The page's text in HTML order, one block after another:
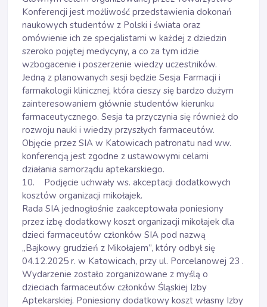
Konferencji jest możliwość przedstawienia dokonań
naukowych studentów z Polski i świata oraz
omówienie ich ze specjalistami w każdej z dziedzin
szeroko pojętej medycyny, a co za tym idzie
wzbogacenie i poszerzenie wiedzy uczestników.
Jedną z planowanych sesji będzie Sesja Farmacji i
farmakologii klinicznej, która cieszy się bardzo dużym
zainteresowaniem głównie studentów kierunku
farmaceutycznego. Sesja ta przyczynia się również do
rozwoju nauki i wiedzy przyszłych farmaceutów.
Objęcie przez SIA w Katowicach patronatu nad ww.
konferencją jest zgodne z ustawowymi celami
działania samorządu aptekarskiego.
10. Podjęcie uchwały ws. akceptacji dodatkowych
kosztów organizacji mikołajek.
Rada SIA jednogłośnie zaakceptowała poniesiony
przez izbę dodatkowy koszt organizacji mikołajek dla
dzieci farmaceutów członków SIA pod nazwą
„Bajkowy grudzień z Mikołajem”, który odbył się
04.12.2025 r. w Katowicach, przy ul. Porcelanowej 23 .
Wydarzenie zostało zorganizowane z myślą o
dzieciach farmaceutów członków Śląskiej Izby
Aptekarskiej. Poniesiony dodatkowy koszt własny Izby